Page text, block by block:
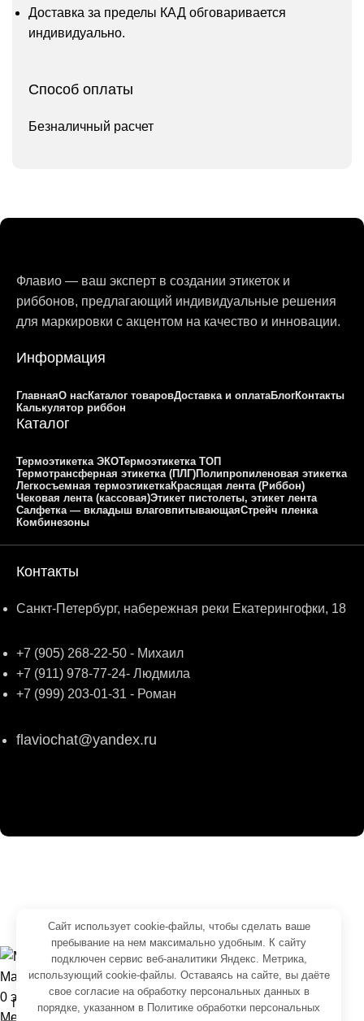
Доставка за пределы КАД обговаривается
индивидуально.
Способ оплаты
Безналичный расчет
Флавио — ваш эксперт в создании этикеток и
риббонов, предлагающий индивидуальные решения
для маркировки с акцентом на качество и инновации.
Информация
ГлавнаяО насКаталог товаровДоставка и оплатаБлогКонтакты
Калькулятор риббон
Каталог
Термоэтикетка ЭКОТермоэтикетка ТОП
Термотрансферная этикетка (ПЛГ)Полипропиленовая этикетка
Легкосъемная термоэтикеткаКрасящая лента (Риббон)
Чековая лента (кассовая)Этикет пистолеты, этикет лента
Салфетка — вкладыш влаговпитывающаяСтрейч пленка
Комбинезоны
Контакты
Санкт-Петербург, набережная реки Екатерингофки, 18
+7 (905) 268-22-50 - Михаил
+7 (911) 978-77-24- Людмила
+7 (999) 203-01-31 - Роман
flaviochat@yandex.ru
Политика обработки персональных данных
Магазин
0 элементов Корзина
Меню
Сайт использует cookie-файлы, чтобы сделать ваше
пребывание на нем максимально удобным. К cайту
подключен сервис веб-аналитики Яндекс. Метрика,
использующий cookie-файлы. Оставаясь на сайте, вы даёте
свое согласие на обработку персональных данных в
порядке, указанном в Политике обработки персональных